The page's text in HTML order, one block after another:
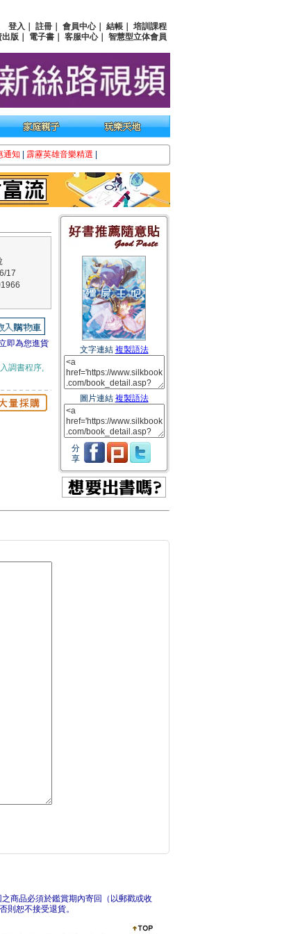
登入 註冊 會員中心｜ 結帳
培訓課程
出版 電子書 客服中心｜ 智慧型立体會員
通知 霹靂英雄音樂精選
17
即為您進貨
調書程序,
文字連結 複製語法
圖片連結 複製語法
分
享
商品必須於鑑賞期內寄回（以郵戳或收
則恕不接受退貨。